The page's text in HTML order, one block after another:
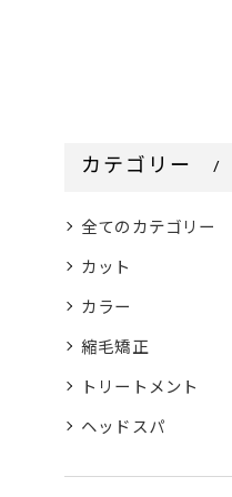
カテゴリー
全てのカテゴリー
カット
カラー
縮毛矯正
トリートメント
ヘッドスパ